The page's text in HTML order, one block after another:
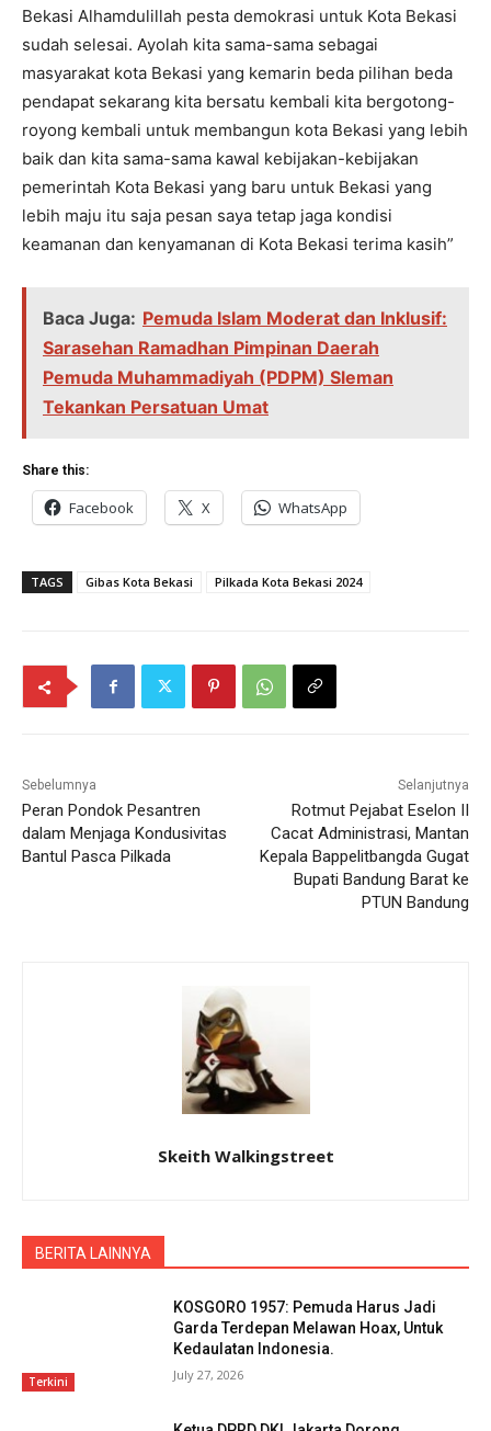
Bekasi Alhamdulillah pesta demokrasi untuk Kota Bekasi
sudah selesai. Ayolah kita sama-sama sebagai
masyarakat kota Bekasi yang kemarin beda pilihan beda
pendapat sekarang kita bersatu kembali kita bergotong-
royong kembali untuk membangun kota Bekasi yang lebih
baik dan kita sama-sama kawal kebijakan-kebijakan
pemerintah Kota Bekasi yang baru untuk Bekasi yang
lebih maju itu saja pesan saya tetap jaga kondisi
keamanan dan kenyamanan di Kota Bekasi terima kasih”
Baca Juga: Pemuda Islam Moderat dan Inklusif:
Sarasehan Ramadhan Pimpinan Daerah
Pemuda Muhammadiyah (PDPM) Sleman
Tekankan Persatuan Umat
Share this:
Facebook X WhatsApp
TAGS Gibas Kota Bekasi Pilkada Kota Bekasi 2024
Sebelumnya
Peran Pondok Pesantren
dalam Menjaga Kondusivitas
Bantul Pasca Pilkada
Selanjutnya
Rotmut Pejabat Eselon II
Cacat Administrasi, Mantan
Kepala Bappelitbangda Gugat
Bupati Bandung Barat ke
PTUN Bandung
Skeith Walkingstreet
BERITA LAINNYA
Terkini
KOSGORO 1957: Pemuda Harus Jadi
Garda Terdepan Melawan Hoax, Untuk
Kedaulatan Indonesia.
July 27, 2026